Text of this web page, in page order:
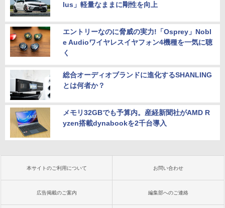
lus」軽量なままに剛性を向上
エントリーなのに脅威の実力!「Osprey」Nobl
e Audioワイヤレスイヤフォン4機種を一気に聴
く
総合オーディオブランドに進化するSHANLING
とは何者か？
メモリ32GBでも予算内。産経新聞社がAMD R
yzen搭載dynabookを2千台導入
本サイトのご利用について お問い合わせ
広告掲載のご案内 編集部へのご連絡